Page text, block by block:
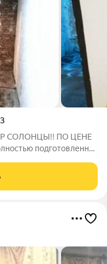
3
СОЛОНЦЫ!! ПО ЦЕНЕ
подготовленная
освобожден от